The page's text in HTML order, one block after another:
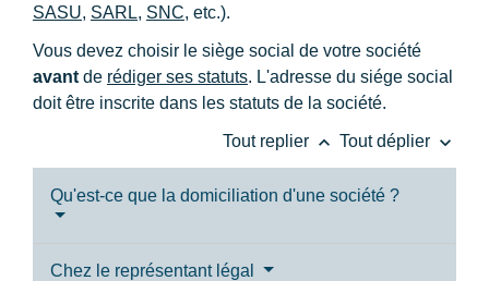
SASU, SARL, SNC, etc.).
Vous devez choisir le siège social de votre société
avant de rédiger ses statuts. L'adresse du siége social
doit être inscrite dans les statuts de la société.
Tout replier keyboard_arrow_up Tout déplier keyboard_arrow_down
Qu'est-ce que la domiciliation d'une société ?
Chez le représentant légal